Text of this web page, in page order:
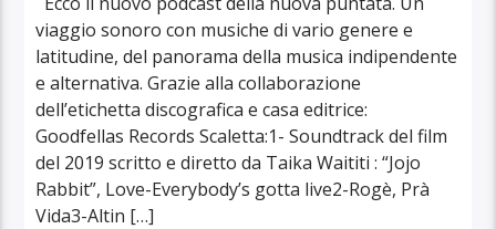
viaggio sonoro con musiche di vario genere e
latitudine, del panorama della musica indipendente
e alternativa. Grazie alla collaborazione
dell’etichetta discografica e casa editrice:
Goodfellas Records Scaletta:1- Soundtrack del film
del 2019 scritto e diretto da Taika Waititi : “Jojo
Rabbit”, Love-Everybody’s gotta live2-Rogè, Prà
Vida3-Altin […]